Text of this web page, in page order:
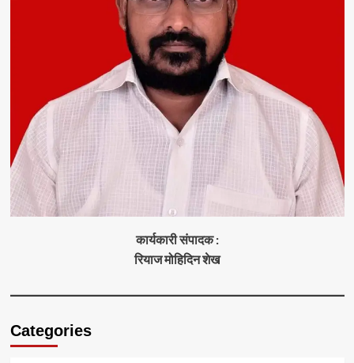
कार्यकारी संपादक :
रियाज मोहिदिन शेख
Categories